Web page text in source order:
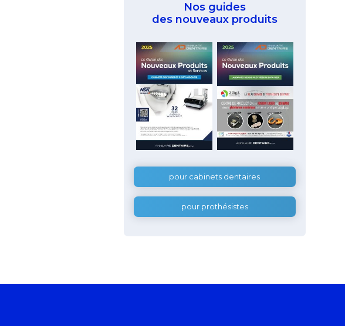
Nos guides
des nouveaux produits
pour cabinets dentaires
pour prothésistes